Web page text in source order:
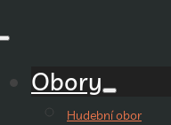
Obory
Hudební obor